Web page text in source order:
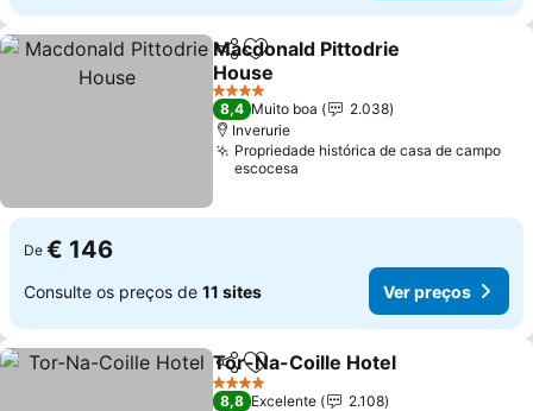
PartilharAdicionar aos favoritos
Macdonald Pittodrie
House
4 Estrelas
8,4 Muito boa
2.038
Inverurie
Propriedade histórica de casa de campo
escocesa
De € 146
Consulte os preços de 11 sites Ver preços
PartilharAdicionar aos favoritos
Tor-Na-Coille Hotel
4 Estrelas
8,8 Excelente
2.108